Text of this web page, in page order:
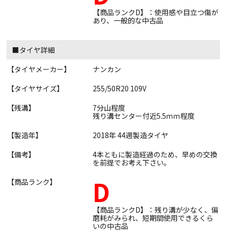
【商品ランクD】：使用感や目立つ傷が
あり、一般的な中古品
■タイヤ詳細
【タイヤメーカー】
ナンカン
【タイヤサイズ】
255/50R20 109V
【残溝】
7分山程度
残り溝センター付近5.5ｍｍ程度
【製造年】
2018年 44週製造タイヤ
【備考】
4本ともに製造経過のため、早めの交換
を前提でお考え下さい。
【商品ランク】
D
【商品ランクD】：残り溝が少なく、偏
磨耗がみられ、短期間使用できるくら
いの中古品